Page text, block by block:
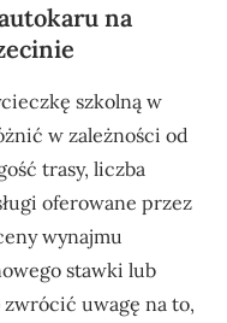
na
szkolną w
w zależności od
trasy, liczba
oferowane przez
wynajmu
stawki lub
zwrócić uwagę na to,